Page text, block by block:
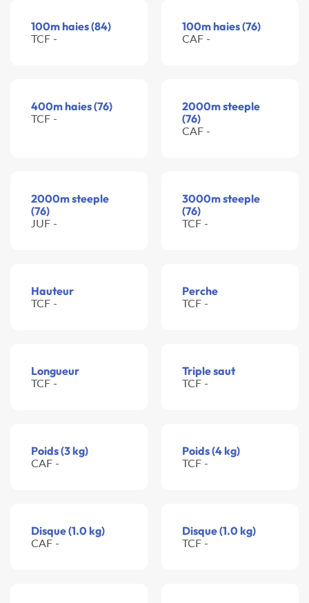
100m haies (84)
TCF -
100m haies (76)
CAF -
400m haies (76)
TCF -
2000m steeple
(76)
CAF -
2000m steeple
(76)
JUF -
3000m steeple
(76)
TCF -
Hauteur
TCF -
Perche
TCF -
Longueur
TCF -
Triple saut
TCF -
Poids (3 kg)
CAF -
Poids (4 kg)
TCF -
Disque (1.0 kg)
CAF -
Disque (1.0 kg)
TCF -